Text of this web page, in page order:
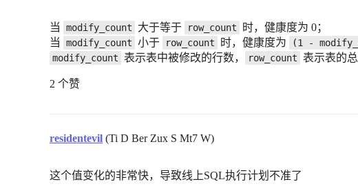
当 modify_count 大于等于 row_count
时，健康度为 0；
当
modify_count 小于 row_count 时，健康度为 (1 -
modify_count 表示表中被修改的行数， row_count 表示表的总
2 个赞
residentevil (Ti D Ber Zux S Mt7 W)
这个值变化的非常快，导致线上SQL执行计划不准了